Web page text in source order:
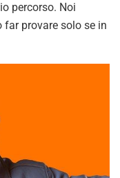
percorso. Noi
provare solo se in